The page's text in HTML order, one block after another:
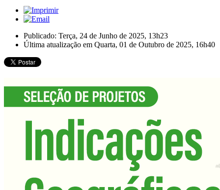
Publicado: Terça, 24 de Junho de 2025, 13h23
Última atualização em Quarta, 01 de Outubro de 2025, 16h40